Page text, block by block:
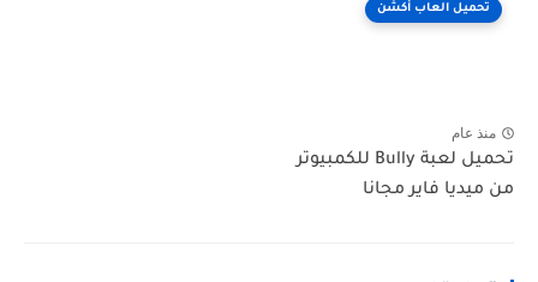
تحميل العاب أكشن
منذ عام
تحميل لعبة Bully للكمبيوتر
من ميديا فاير مجانا